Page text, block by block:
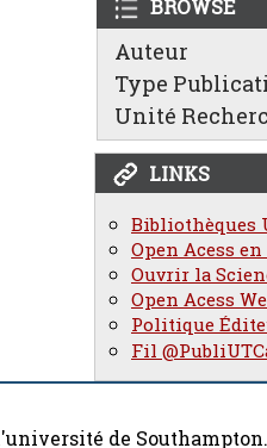
BROWSE
Auteur
Type
Unité
LINKS
Bibliothèques
Open Acess
Ouvrir la
Open Acess
Politique
Fil
de Southampton.